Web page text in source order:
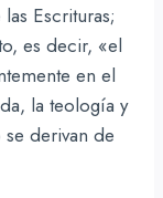
Escrituras;
es decir, «el
en el
la teología y
derivan de